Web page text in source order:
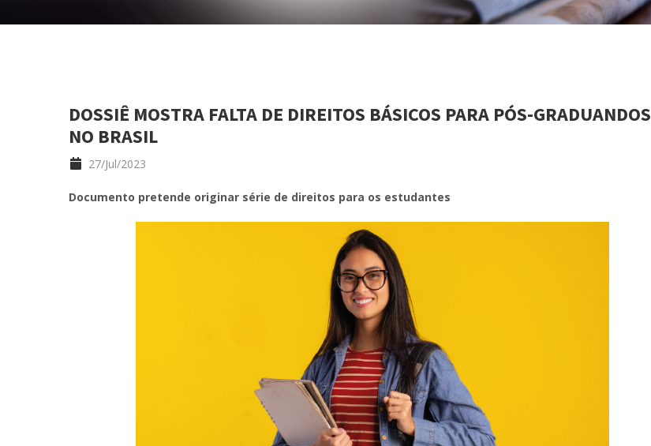
DOSSIÊ MOSTRA FALTA DE DIREITOS BÁSICOS PARA PÓS-GRADUANDOS
NO BRASIL
27/Jul/2023
Documento pretende originar série de direitos para os estudantes